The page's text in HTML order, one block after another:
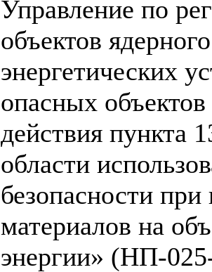
Управление по
объектов
энергетических
опасных
действия пункта
области
безопасности
материалов на
энергии» (НП-